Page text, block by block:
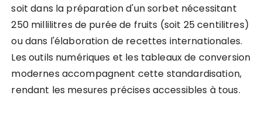
soit dans la préparation d'un sorbet nécessitant
250 millilitres de purée de fruits (soit 25 centilitres)
ou dans l'élaboration de recettes internationales.
Les outils numériques et les tableaux de conversion
modernes accompagnent cette standardisation,
rendant les mesures précises accessibles à tous.